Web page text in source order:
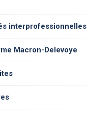
interprofessionnelles
Macron-Delevoye